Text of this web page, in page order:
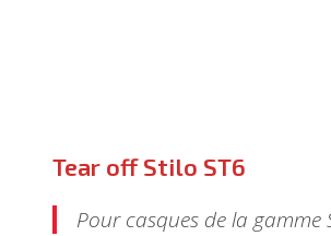
Tear off Stilo ST6
Pour casques de la gamme